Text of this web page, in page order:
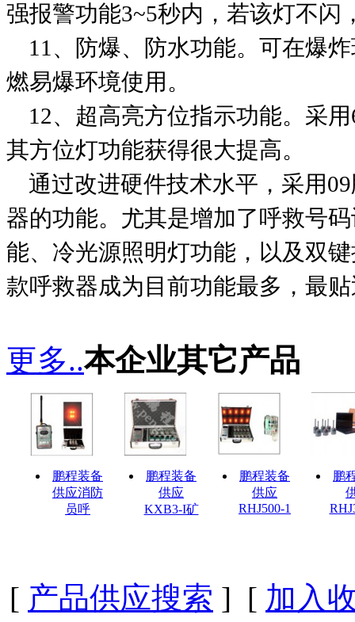
强报警功能3~5秒内，若该灯不
11、防爆、防水功能。可在爆
燃易爆环境使用。
12、超高亮方位指示功能。采
其方位灯功能获得很大提高。
通过改进硬件技术水平，采用
器的功能。尤其是增加了呼救号
能、冷光源照明灯功能，以及双
款呼救器成为目前功能最多，最
更多..本企业其它产品
鹏程装备
供应消防
员呼
鹏程装备
供应
KXB3-I矿
鹏程装备
供应
RHJ500-1
鹏
[ 产品供应搜索 ] [ 加入